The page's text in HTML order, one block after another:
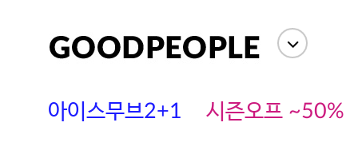
아이스무브2+1 시즌오프 ~50%